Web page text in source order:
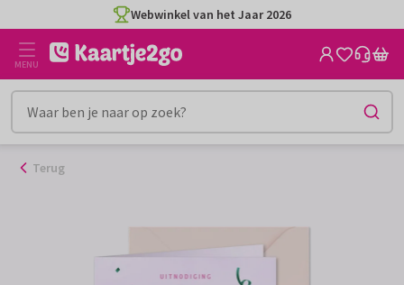
naar
inhoud
Webwinkel van het Jaar 2026
MENU
Terug